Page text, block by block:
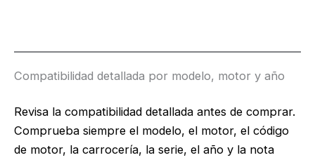
Compatibilidad detallada por modelo, motor y año
Revisa la compatibilidad detallada antes de comprar.
Comprueba siempre el modelo, el motor, el código
de motor, la carrocería, la serie, el año y la nota